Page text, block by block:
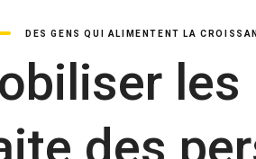
DES GENS QUI ALIMENTENT LA
les